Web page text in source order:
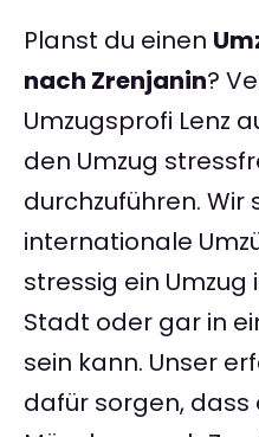
Planst du einen
nach Zrenjanin?
Umzugsprofi Lenz
den Umzug
durchzuführen. Wir
internationale
stressig ein Umzug
Stadt oder gar in
sein kann. Unser
dafür sorgen, dass